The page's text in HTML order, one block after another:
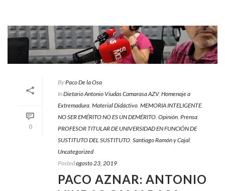
0
ByPaco De la Osa
InDietario Antonio Viudas Camarasa AZV, Homenaje a
Extremadura Material Didáctivo MEMORIA INTELIGENTE,
NO SER EMÉRITO NO ES UN DEMÉRITO Opinión Prensa
PROFESOR TITULAR DE UNIVERSIDAD EN FUNCIÓN DE
SUSTITUTO DEL SUSTITUTO Santiago Ramón y Cajal
Uncategorized
Postedagosto 23, 2019
PACO AZNAR: ANTONIO